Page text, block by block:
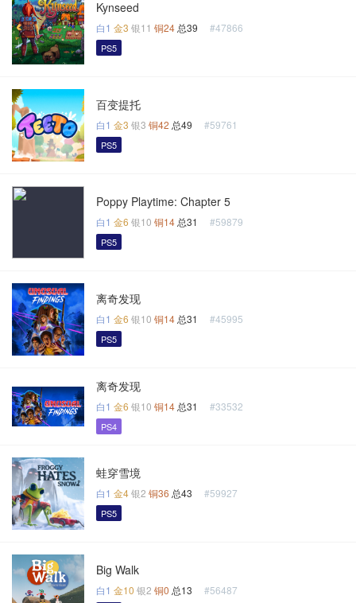
Kynseed
白1 金3 银11 铜24 总39 #47866
PS5
百变提托
白1 金3 银3 铜42 总49 #59761
PS5
Poppy Playtime: Chapter 5
白1 金6 银10 铜14 总31 #59879
PS5
离奇发现
白1 金6 银10 铜14 总31 #45995
PS5
离奇发现
白1 金6 银10 铜14 总31 #33532
PS4
蛙穿雪境
白1 金4银2 铜36 总43 #59927
PS5
Big Walk
白1 金10 银2 铜0 总13 #56487